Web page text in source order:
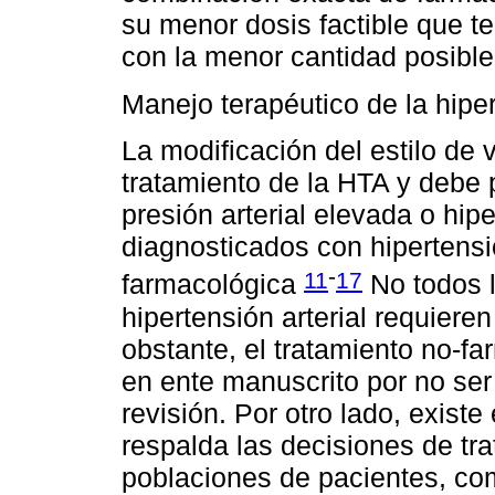
su menor dosis factible que
con la menor cantidad
Manejo terapéutico de la
La modificación del estilo de
tratamiento de la HTA y
presión arterial elevada o
diagnosticados con
farmacológica 11-17 No todos
hipertensión arterial
obstante, el tratamiento no-
en ente manuscrito por no
revisión. Por otro lado,
respalda las decisiones de
poblaciones de pacientes,